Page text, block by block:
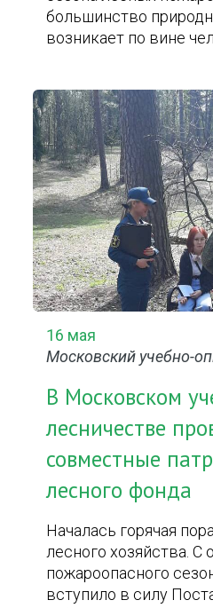
большинство
возникает по вине
16 мая
Московский учебно-
В Московском
лесничестве
совместные
лесного фонда
Началась горячая
лесного хозяйства. С
пожароопасного
вступило в силу